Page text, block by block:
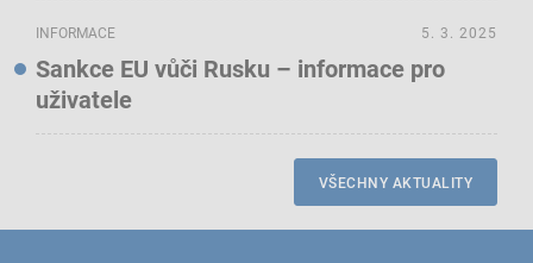
INFORMACE
Sankce EU vůči Rusku – informace pro
uživatele
5. 3. 2025
VŠECHNY AKTUALITY